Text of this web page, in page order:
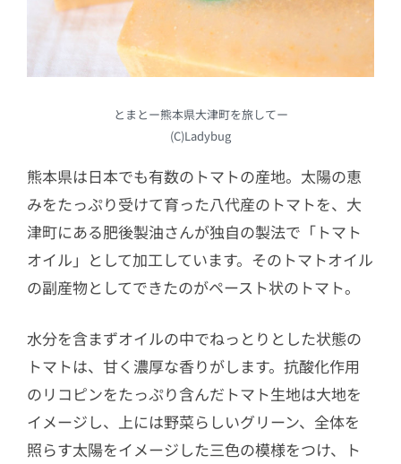
とまとー熊本県大津町を旅してー
(C)Ladybug
熊本県は日本でも有数のトマトの産地。太陽の恵
みをたっぷり受けて育った八代産のトマトを、大
津町にある肥後製油さんが独自の製法で「トマト
オイル」として加工しています。そのトマトオイル
の副産物としてできたのがペースト状のトマト。
水分を含まずオイルの中でねっとりとした状態の
トマトは、甘く濃厚な香りがします。抗酸化作用
のリコピンをたっぷり含んだトマト生地は大地を
イメージし、上には野菜らしいグリーン、全体を
照らす太陽をイメージした三色の模様をつけ、ト